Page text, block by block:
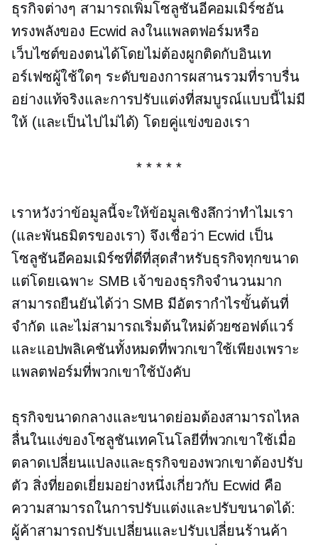
ธุรกิจต่างๆ สามารถเพิ่มโซลูชันอีคอมเมิร์ซอัน
ทรงพลังของ Ecwid ลงในแพลตฟอร์มหรือ
เว็บไซต์ของตนได้โดยไม่ต้องผูกติดกับอินเท
อร์เฟซผู้ใช้ใดๆ ระดับของการผสานรวมที่ราบรื่น
อย่างแท้จริงและการปรับแต่งที่สมบูรณ์แบบนี้ไม่มี
ให้ (และเป็นไปไม่ได้) โดยคู่แข่งของเรา
* * * * *
เราหวังว่าข้อมูลนี้จะให้ข้อมูลเชิงลึกว่าทำไมเรา
(และพันธมิตรของเรา) จึงเชื่อว่า Ecwid เป็น
โซลูชันอีคอมเมิร์ซที่ดีที่สุดสำหรับธุรกิจทุกขนาด
แต่โดยเฉพาะ SMB เจ้าของธุรกิจจำนวนมาก
สามารถยืนยันได้ว่า SMB มีอัตรากำไรขั้นต้นที่
จำกัด และไม่สามารถเริ่มต้นใหม่ด้วยซอฟต์แวร์
และแอปพลิเคชันทั้งหมดที่พวกเขาใช้เพียงเพราะ
แพลตฟอร์มที่พวกเขาใช้บังคับ
ธุรกิจขนาดกลางและขนาดย่อมต้องสามารถไหล
ลื่นในแง่ของโซลูชันเทคโนโลยีที่พวกเขาใช้เมื่อ
ตลาดเปลี่ยนแปลงและธุรกิจของพวกเขาต้องปรับ
ตัว สิ่งที่ยอดเยี่ยมอย่างหนึ่งเกี่ยวกับ Ecwid คือ
ความสามารถในการปรับแต่งและปรับขนาดได้:
ผู้ค้าสามารถปรับเปลี่ยนและปรับเปลี่ยนร้านค้า